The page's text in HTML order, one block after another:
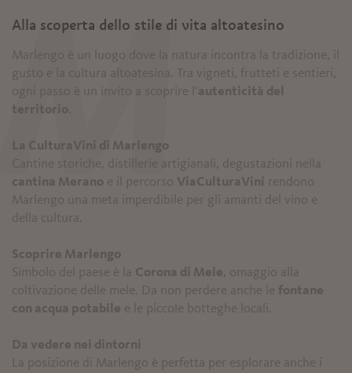
Alla scoperta dello stile di vita altoatesino
Marlengo è un luogo dove la natura incontra la tradizione, il
gusto e la cultura altoatesina. Tra vigneti, frutteti e sentieri,
ogni passo è un invito a scoprire l’ autenticità del
territorio
La CulturaVini di Marlengo
Cantine storiche, distillerie artigianali, degustazioni nella
cantina Merano e il percorso ViaCulturaVini rendono
Marlengo una meta imperdibile per gli amanti del vino e
della cultura.
Scoprire Marlengo
Simbolo del paese è la Corona di Mele , omaggio alla
coltivazione delle mele. Da non perdere anche le fontane
con acqua potabile e le piccole botteghe locali.
Da vedere nei dintorni
La posizione di Marlengo è perfetta per esplorare anche i